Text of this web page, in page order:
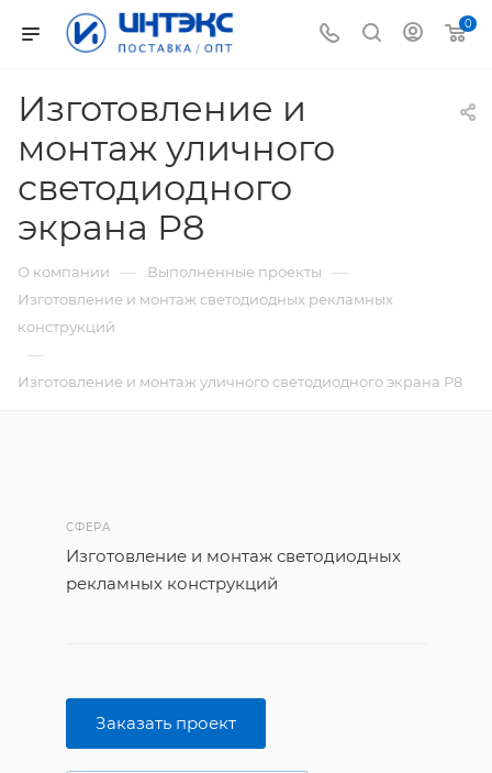
0
Изготовление и
монтаж уличного
светодиодного
экрана Р8
О компании — Выполненные проекты —
Изготовление и монтаж светодиодных рекламных
конструкций
—
Изготовление и монтаж уличного светодиодного экрана Р8
СФЕРА
Изготовление и монтаж светодиодных
рекламных конструкций
Заказать проект